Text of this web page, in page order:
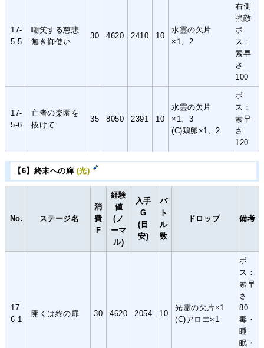
17-
5-5
嘲笑する慈悲
無き御使い
30 4620 2410 10
水霊の欠片
×1、2
右側
強敵
ボ
ス：
素早
さ
100
17-
5-6
亡者の楽園を
抜けて
35 8050 2391 10
水霊の欠片
×1、3
(C)鶏卵×1、2
ボ
ス：
素早
さ
120
【6】終末への廊 (光)
No. ステージ名
消
費
F
経験
値
(ノ
ーマ
ル)
入手
G
(目
安)
バ
ト
ル
数
ドロップ 備考
17-
6-1
開くは終の扉 30 4620 2054 10
光霊の欠片×1
(C)アロエ×1
ボ
ス：
素早
さ
80
毒・
睡
眠・